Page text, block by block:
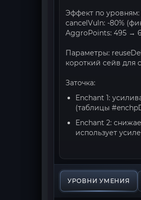
Эффект по уровням:
cancelVuln: -80%
AggroPoints: 495 →
Параметры:
короткий сейв для
Заточка:
Enchant 1:
(таблицы
Enchant 2:
использует
УРОВНИ УМЕНИЯ